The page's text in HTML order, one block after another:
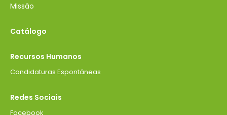
Missão
Catálogo
Recursos Humanos
Candidaturas Espontâneas
Redes Sociais
Facebook